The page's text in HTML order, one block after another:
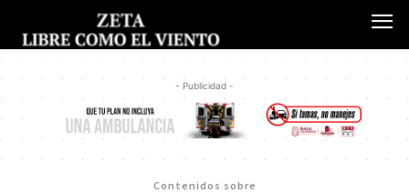
- Publicidad -
Contenidos sobre